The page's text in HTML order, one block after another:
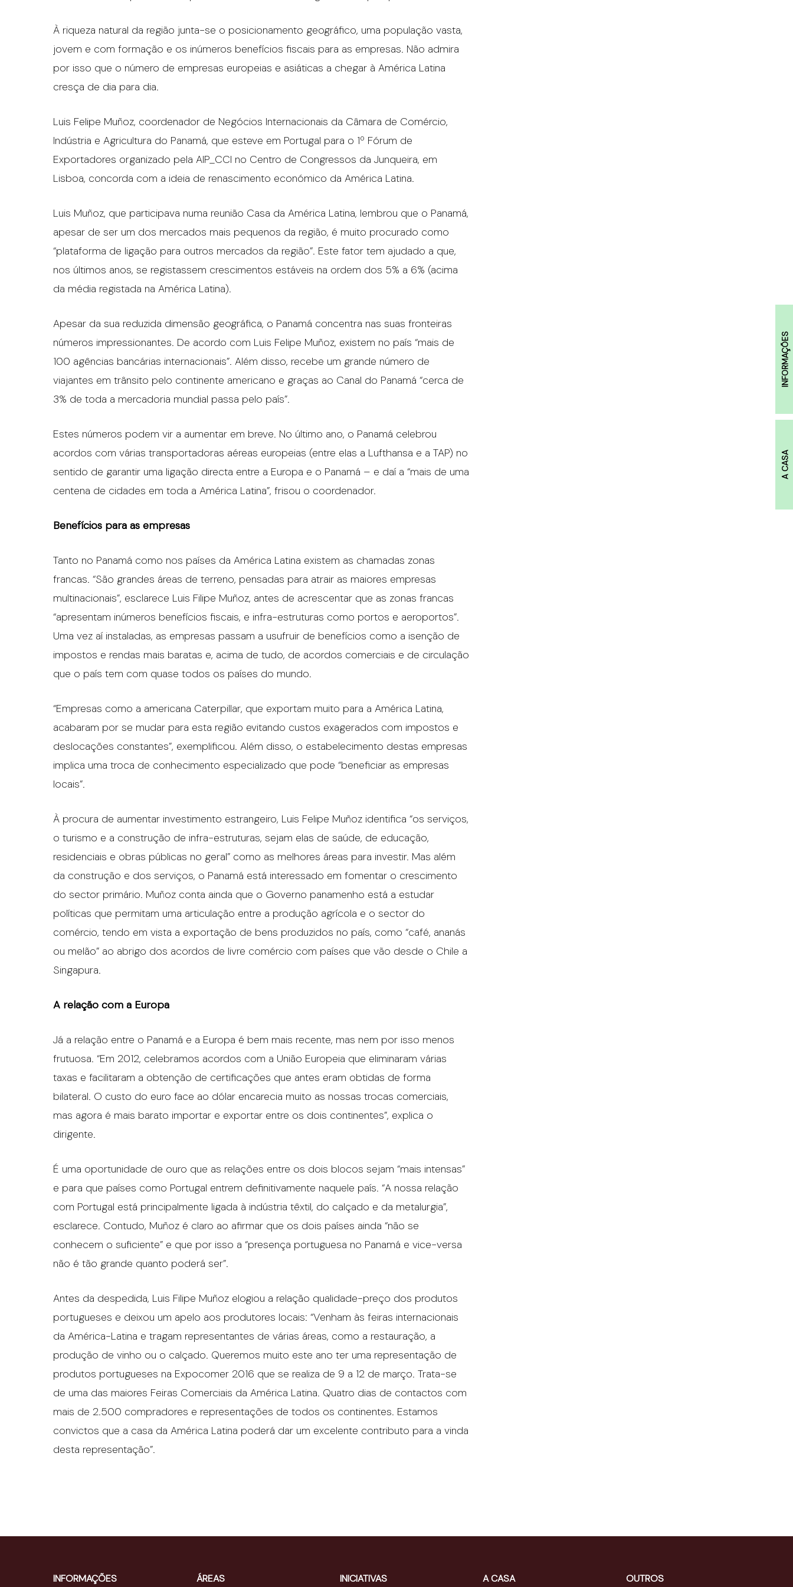
INFORMAÇÕES
A CASA
À riqueza natural da região junta-se o posicionamento geográfico, uma população vasta,
jovem e com formação e os inúmeros benefícios fiscais para as empresas. Não admira
por isso que o número de empresas europeias e asiáticas a chegar à América Latina
cresça de dia para dia.
Luis Felipe Muñoz, coordenador de Negócios Internacionais da Câmara de Comércio,
Indústria e Agricultura do Panamá, que esteve em Portugal para o 1º Fórum de
Exportadores organizado pela AIP_CCI no Centro de Congressos da Junqueira, em
Lisboa, concorda com a ideia de renascimento económico da América Latina.
Luis Muñoz, que participava numa reunião Casa da América Latina, lembrou que o Panamá,
apesar de ser um dos mercados mais pequenos da região, é muito procurado como
“plataforma de ligação para outros mercados da região”. Este fator tem ajudado a que,
nos últimos anos, se registassem crescimentos estáveis na ordem dos 5% a 6% (acima
da média registada na América Latina).
Apesar da sua reduzida dimensão geográfica, o Panamá concentra nas suas fronteiras
números impressionantes. De acordo com Luis Felipe Muñoz, existem no país “mais de
100 agências bancárias internacionais”. Além disso, recebe um grande número de
viajantes em trânsito pelo continente americano e graças ao Canal do Panamá “cerca de
3% de toda a mercadoria mundial passa pelo país”.
Estes números podem vir a aumentar em breve. No último ano, o Panamá celebrou
acordos com várias transportadoras aéreas europeias (entre elas a Lufthansa e a TAP) no
sentido de garantir uma ligação directa entre a Europa e o Panamá – e daí a “mais de uma
centena de cidades em toda a América Latina”, frisou o coordenador.
Benefícios para as empresas
Tanto no Panamá como nos países da América Latina existem as chamadas zonas
francas. “São grandes áreas de terreno, pensadas para atrair as maiores empresas
multinacionais”, esclarece Luis Filipe Muñoz, antes de acrescentar que as zonas francas
“apresentam inúmeros benefícios fiscais, e infra-estruturas como portos e aeroportos”.
Uma vez aí instaladas, as empresas passam a usufruir de benefícios como a isenção de
impostos e rendas mais baratas e, acima de tudo, de acordos comerciais e de circulação
que o país tem com quase todos os países do mundo.
“Empresas como a americana Caterpillar, que exportam muito para a América Latina,
acabaram por se mudar para esta região evitando custos exagerados com impostos e
deslocações constantes”, exemplificou. Além disso, o estabelecimento destas empresas
implica uma troca de conhecimento especializado que pode “beneficiar as empresas
locais”.
À procura de aumentar investimento estrangeiro, Luis Felipe Muñoz identifica “os serviços,
o turismo e a construção de infra-estruturas, sejam elas de saúde, de educação,
residenciais e obras públicas no geral” como as melhores áreas para investir. Mas além
da construção e dos serviços, o Panamá está interessado em fomentar o crescimento
do sector primário. Muñoz conta ainda que o Governo panamenho está a estudar
políticas que permitam uma articulação entre a produção agrícola e o sector do
comércio, tendo em vista a exportação de bens produzidos no país, como “café, ananás
ou melão” ao abrigo dos acordos de livre comércio com países que vão desde o Chile a
Singapura.
A relação com a Europa
Já a relação entre o Panamá e a Europa é bem mais recente, mas nem por isso menos
frutuosa. “Em 2012, celebramos acordos com a União Europeia que eliminaram várias
taxas e facilitaram a obtenção de certificações que antes eram obtidas de forma
bilateral. O custo do euro face ao dólar encarecia muito as nossas trocas comerciais,
mas agora é mais barato importar e exportar entre os dois continentes”, explica o
dirigente.
É uma oportunidade de ouro que as relações entre os dois blocos sejam “mais intensas”
e para que países como Portugal entrem definitivamente naquele país. “A nossa relação
com Portugal está principalmente ligada à indústria têxtil, do calçado e da metalurgia”,
esclarece. Contudo, Muñoz é claro ao afirmar que os dois países ainda “não se
conhecem o suficiente” e que por isso a “presença portuguesa no Panamá e vice-versa
não é tão grande quanto poderá ser”.
Antes da despedida, Luis Filipe Muñoz elogiou a relação qualidade-preço dos produtos
portugueses e deixou um apelo aos produtores locais: “Venham às feiras internacionais
da América-Latina e tragam representantes de várias áreas, como a restauração, a
produção de vinho ou o calçado. Queremos muito este ano ter uma representação de
produtos portugueses na Expocomer 2016 que se realiza de 9 a 12 de março. Trata-se
de uma das maiores Feiras Comerciais da América Latina. Quatro dias de contactos com
mais de 2.500 compradores e representações de todos os continentes. Estamos
convictos que a casa da América Latina poderá dar um excelente contributo para a vinda
desta representação”.
INFORMAÇÕES ÁREAS INICIATIVAS A CASA OUTROS